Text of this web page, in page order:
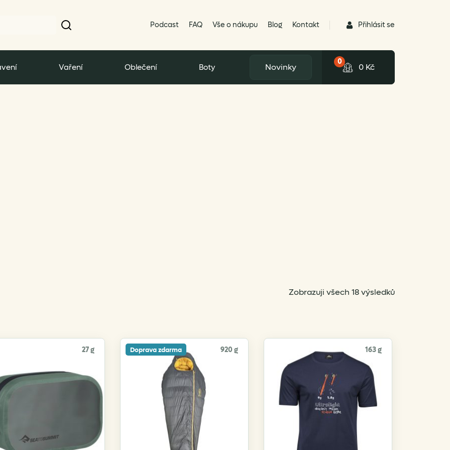
Podcast FAQ Vše o nákupu Blog Kontakt Přihlásit se
Vaření Oblečení Boty Novinky
0
0 Kč
Zobrazuji všech 18 výsledkůSorted
27 g Doprava zdarma 920 g 163 g